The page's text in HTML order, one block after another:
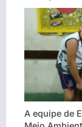
A equipe de